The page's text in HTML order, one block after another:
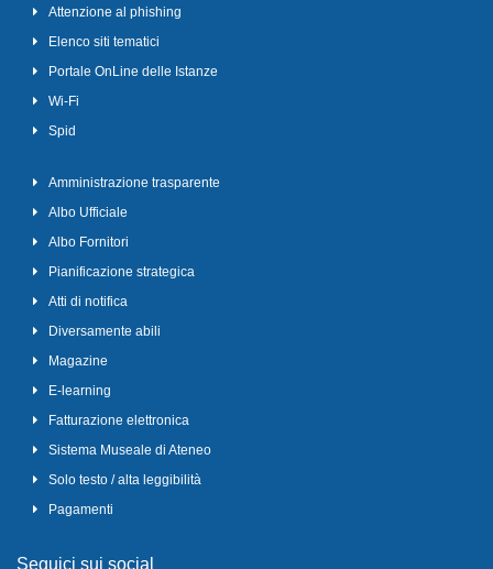
Attenzione al phishing
Elenco siti tematici
Portale OnLine delle Istanze
Wi-Fi
Spid
Amministrazione trasparente
Albo Ufficiale
Albo Fornitori
Pianificazione strategica
Atti di notifica
Diversamente abili
Magazine
E-learning
Fatturazione elettronica
Sistema Museale di Ateneo
Solo testo / alta leggibilità
Pagamenti
Seguici sui social